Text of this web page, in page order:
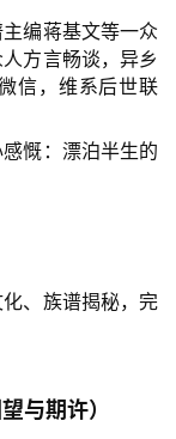
编蒋基文等一众
方言畅谈，异乡
信，维系后世联
慨：漂泊半生的
、族谱揭秘，完
与期许）